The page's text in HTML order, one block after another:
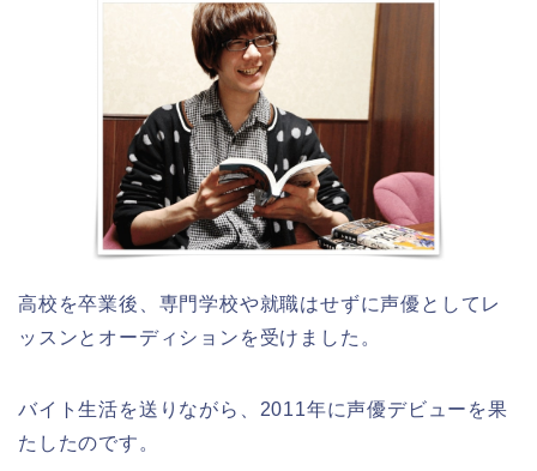
高校を卒業後、専門学校や就職はせずに声優としてレ
ッスンとオーディションを受けました。
バイト生活を送りながら、2011年に声優デビューを果
たしたのです。